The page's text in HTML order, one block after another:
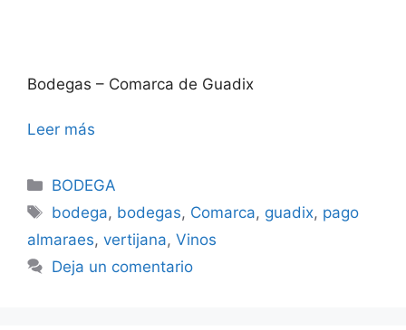
Bodegas – Comarca de Guadix
Leer más
Categorías
BODEGA
Etiquetas
bodega, bodegas, Comarca, guadix, pago
almaraes, vertijana, Vinos
Deja un comentario